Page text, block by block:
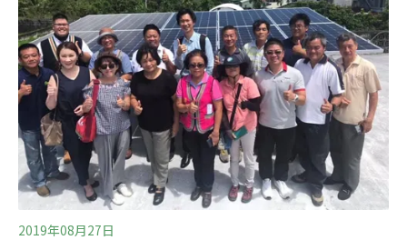
區居民、有共識的社群，人人都有機會參與。在歐洲，公
民電廠並不罕見，以德國來說，近半的再生能源發電裝置
屬於市民或社區組織，許多民眾會在自家屋頂裝設太陽能
板。韓國也以「省下一座核電廠」為目標，推動城市節能
與公民電廠，成功讓首爾市達成 20％ 能源自主。那麼，
台灣呢？
2019年08月27日